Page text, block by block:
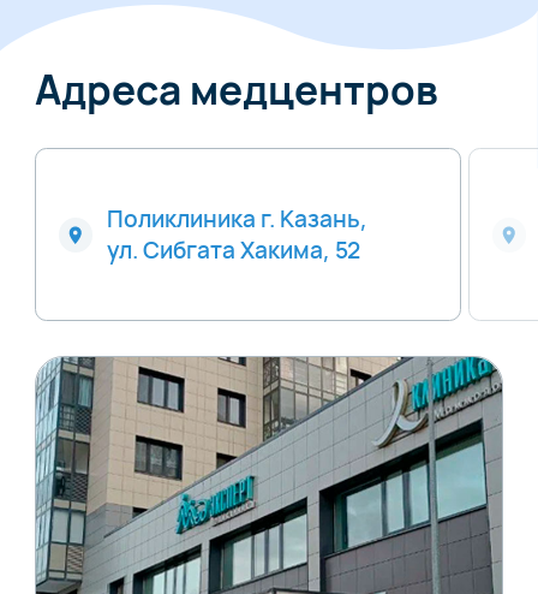
Адреса медцентров
Поликлиника г. Казань,
ул. Сибгата Хакима, 52